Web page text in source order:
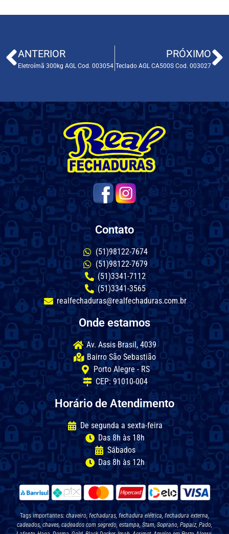
ANTERIOR
Eletroímã 300kg AGL Cod. 003054
PRÓXIMO
Teclado AGL CA500S Cod. 003027
Contato
(51)98122-7674
(51)98122-7679
(51)3341-7112
(51)3341-3565
realfechaduras@realfechaduras.com.br
Onde estamos
Av. Assis Brasil, 4039
Bairro São Sebastião
Porto Alegre - RS
CEP: 91010-004
Horário de Atendimento
De segunda a sexta-feira
Das 8h às 18h
Sábados
Das 8h às 12h
Tags importantes: chaveiro, fechaduras, fechadura elétrica, fechadura externa,
cadeados, chaves, cadeados com segredo, estampa, Stam, Soprano, Papaiz, Pado,